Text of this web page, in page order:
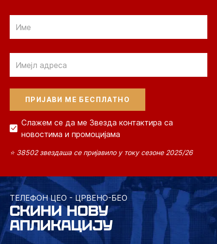
Слажем се да ме Звезда контактира са
новостима и промоцијама
⭐ 38502 звездаша се пријавило у току сезоне 2025/26
ТЕЛЕФОН ЦЕО - ЦРВЕНО-БЕО
СКИНИ НОВУ
АПЛИКАЦИЈУ